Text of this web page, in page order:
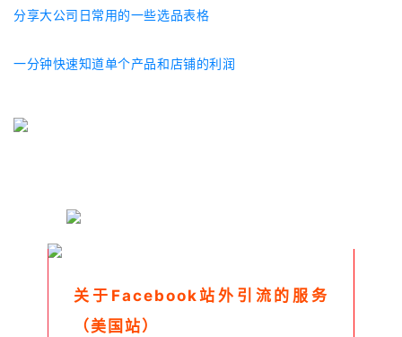
分享大公司日常用的一些选品表格
一分钟快速知道单个产品和店铺的利润
关于Facebook站外引流的服务
（美国站）